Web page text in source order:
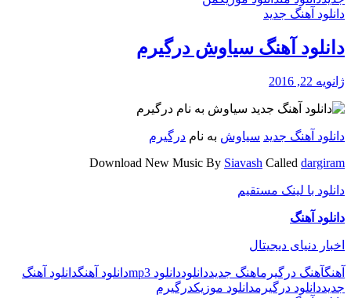
دانلود آهنگ جدید
دانلود آهنگ سیاوش درگیرم
ژانویه 22, 2016
دانلود آهنگ جدید سیاوش به نام درگیرم
Download New Music By Siavash Called dargiram
دانلود با لینک مستقیم
دانلود آهنگ
اخبار دنیای دیجیتال
آهنگآهنگ درگیرماهنگ جدیددانلوددانلود mp3 دانلود آهنگدانلود آهنگ
جدیددانلود درگیرمدانلود موزیکدرگیرم